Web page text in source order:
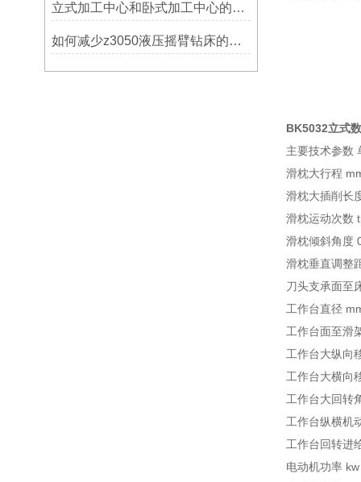
立式加工中心和卧式加工中心的区别
如何减少z3050液压摇臂钻床的故障和维修成本？
BK5032立式
主要技术参数
滑枕大行程
滑枕大插削长
滑枕运动次数
滑枕倾斜角度
滑枕垂直调整
刀头支承面至
工作台直径
工作台面至滑
工作台大纵向
工作台大横向
工作台大回转
工作台纵横机
工作台回转进
电动机功率